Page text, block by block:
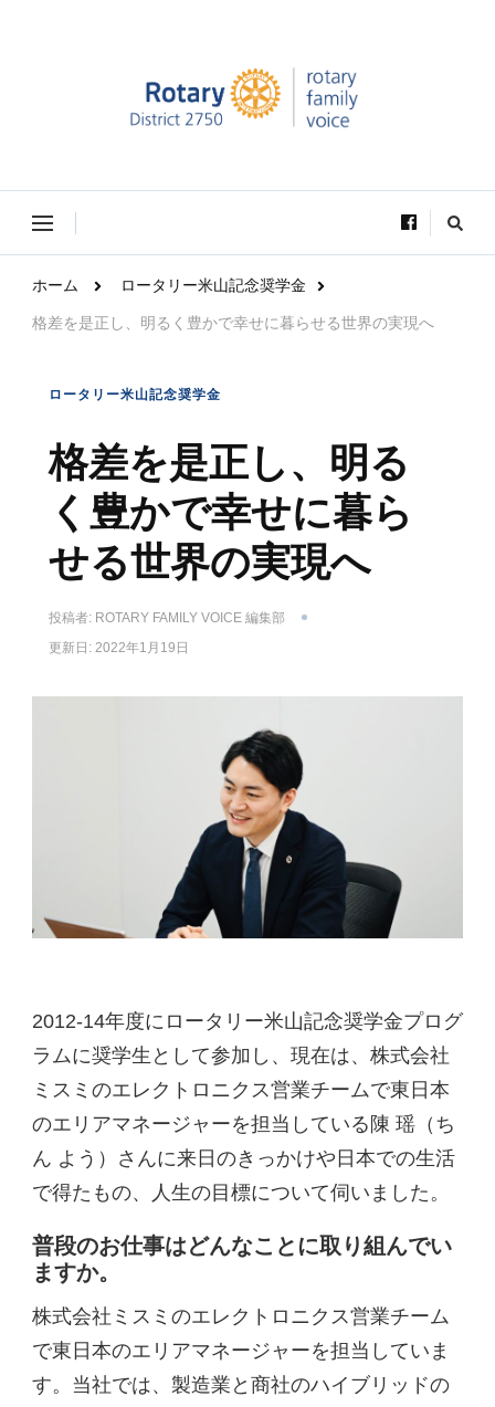
ータリーファミリー支援委員会
VOICE（声）としてお届けします。
か
探
し
で
?
ホーム ロータリー米山記念奨学金
格差を是正し、明るく豊かで幸せに暮らせる世界の実現へ
ロータリー米山記念奨学金
格差を是正し、明る
く豊かで幸せに暮ら
せる世界の実現へ
投稿者: ROTARY FAMILY VOICE 編集部
更新日: 2022年1月19日
2012-14年度にロータリー米山記念奨学金プログ
ラムに奨学生として参加し、現在は、株式会社
ミスミのエレクトロニクス営業チームで東日本
のエリアマネージャーを担当している陳 瑶（ち
ん よう）さんに来日のきっかけや日本での生活
で得たもの、人生の目標について伺いました。
普段のお仕事はどんなことに取り組んでい
ますか。
株式会社ミスミのエレクトロニクス営業チーム
で東日本のエリアマネージャーを担当していま
す。当社では、製造業と商社のハイブリッドの